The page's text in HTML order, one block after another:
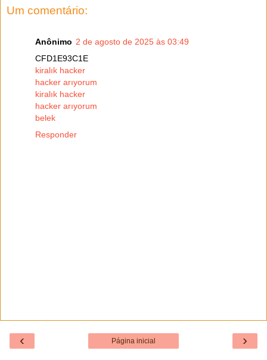
Um comentário:
Anônimo 2 de agosto de 2025 às 03:49
CFD1E93C1E
kiralık hacker
hacker arıyorum
kiralık hacker
hacker arıyorum
belek
Responder
‹ ›
Página inicial